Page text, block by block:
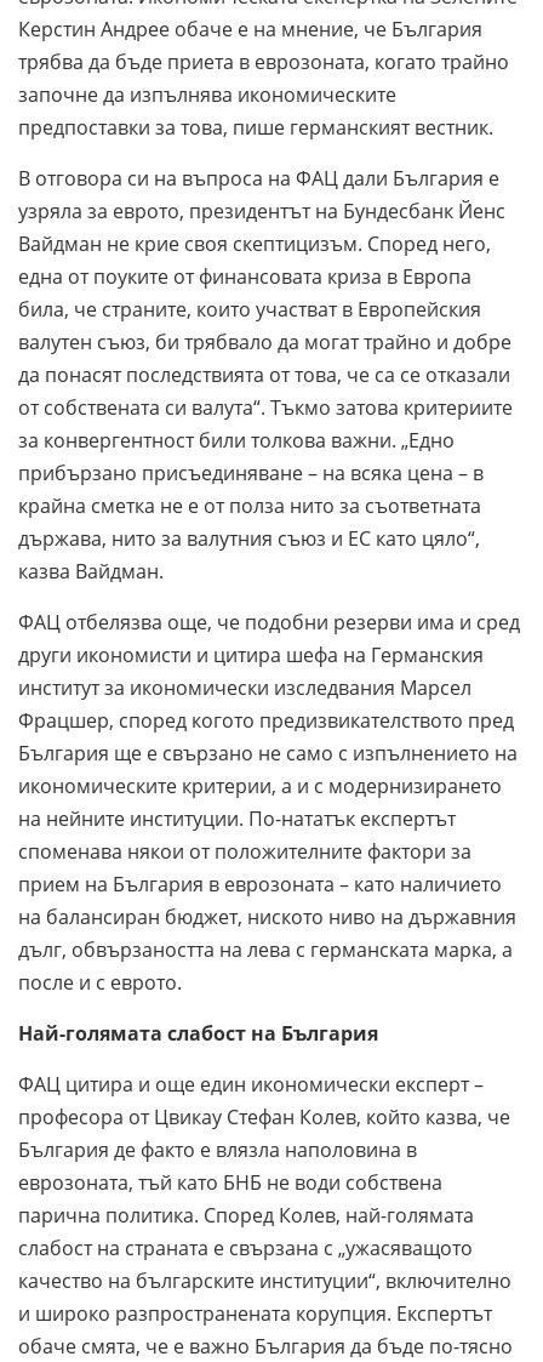
Керстин Андрее обаче е на мнение, че България
трябва да бъде приета в еврозоната, когато трайно
започне да изпълнява икономическите
предпоставки за това, пише германският вестник.
В отговора си на въпроса на ФАЦ дали България е
узряла за еврото, президентът на Бундесбанк Йенс
Вайдман не крие своя скептицизъм. Според него,
една от поуките от финансовата криза в Европа
била, че страните, които участват в Европейския
валутен съюз, би трябвало да могат трайно и добре
да понасят последствията от това, че са се отказали
от собствената си валута“. Тъкмо затова критериите
за конвергентност били толкова важни. „Едно
прибързано присъединяване – на всяка цена – в
крайна сметка не е от полза нито за съответната
държава, нито за валутния съюз и ЕС като цяло“,
казва Вайдман.
ФАЦ отбелязва още, че подобни резерви има и сред
други икономисти и цитира шефа на Германския
институт за икономически изследвания Марсел
Фрацшер, според когото предизвикателството пред
България ще е свързано не само с изпълнението на
икономическите критерии, а и с модернизирането
на нейните институции. По-нататък експертът
споменава някои от положителните фактори за
прием на България в еврозоната – като наличието
на балансиран бюджет, ниското ниво на държавния
дълг, обвързаността на лева с германската марка, а
после и с еврото.
Най-голямата слабост на България
ФАЦ цитира и още един икономически експерт –
професора от Цвикау Стефан Колев, който казва, че
България де факто е влязла наполовина в
еврозоната, тъй като БНБ не води собствена
парична политика. Според Колев, най-голямата
слабост на страната е свързана с „ужасяващото
качество на българските институции“, включително
и широко разпространената корупция. Експертът
обаче смята, че е важно България да бъде по-тясно